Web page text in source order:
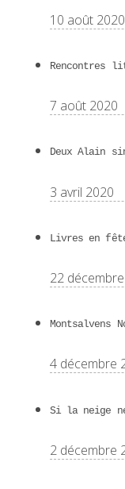
10 août 2020
Rencontres
7 août 2020
Deux Alain
3 avril 2020
Livres en
22
Montsalvens
4 décembre
Si la neige
2 décembre